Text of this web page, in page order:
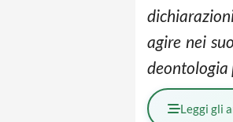
agire nei
deontologia
Leggi gli